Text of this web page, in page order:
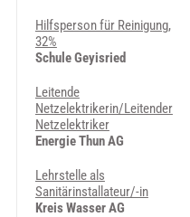
Hilfsperson für Reinigung,
32%
Schule Geyisried
Leitende
Netzelektrikerin/Leitender
Netzelektriker
Energie Thun AG
Lehrstelle als
Sanitärinstallateur/-in
Kreis Wasser AG